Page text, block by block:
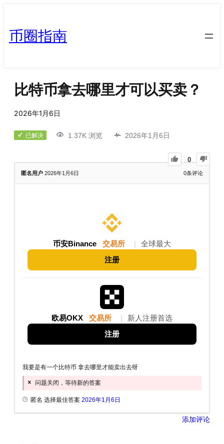
币圈指南
比特币拿去哪里才可以买卖？
2026年1月6日
已解决 1.37K 浏览 2026年1月6日
0
匿名用户 2026年1月6日 0条评论
币安Binance 交易所 全球最大
注册
欧易OKX 交易所 新人注册首选
注册
我要是有一个比特币 拿去哪里才能卖出去呀
问题关闭，等待新的答案
匿名 选择最佳答案 2026年1月6日
添加评论